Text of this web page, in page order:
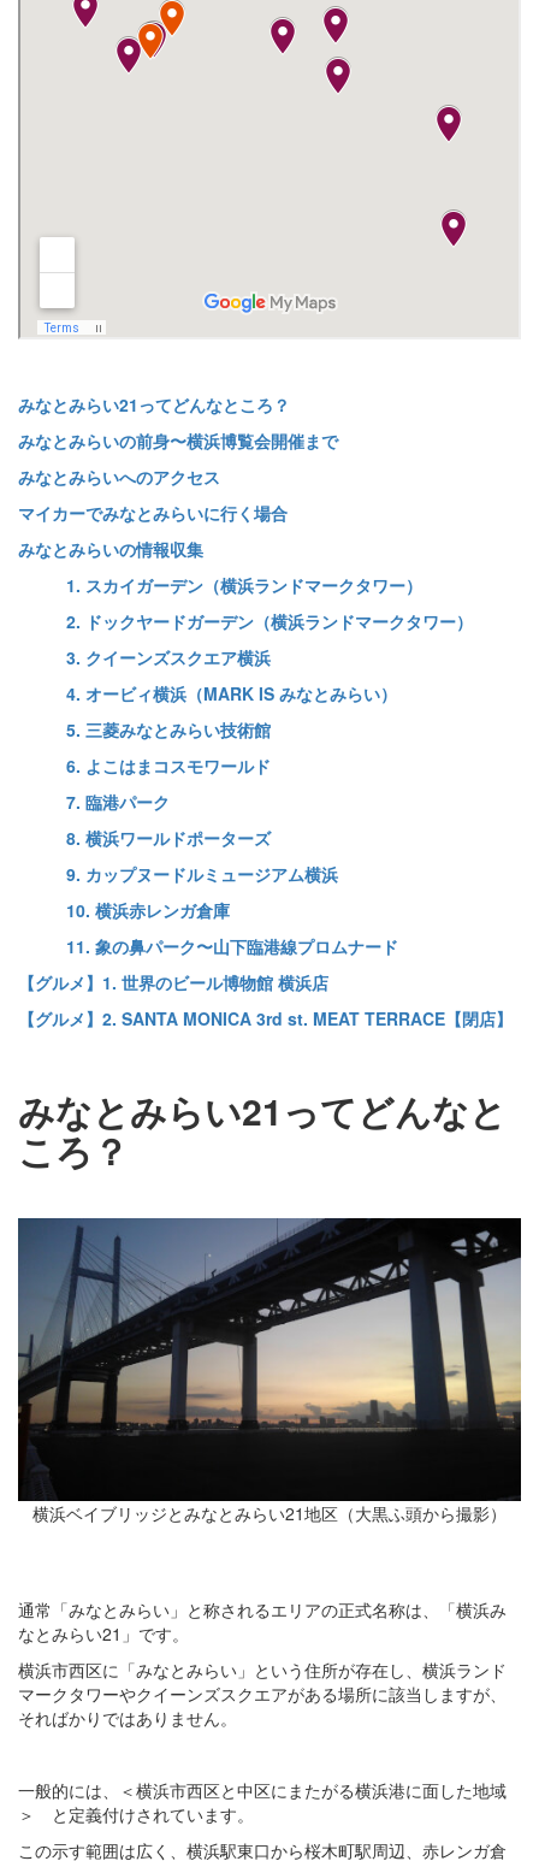
みなとみらい21ってどんなところ？
みなとみらいの前身〜横浜博覧会開催まで
みなとみらいへのアクセス
マイカーでみなとみらいに行く場合
みなとみらいの情報収集
1. スカイガーデン（横浜ランドマークタワー）
2. ドックヤードガーデン（横浜ランドマークタワー）
3. クイーンズスクエア横浜
4. オービィ横浜（MARK IS みなとみらい）
5. 三菱みなとみらい技術館
6. よこはまコスモワールド
7. 臨港パーク
8. 横浜ワールドポーターズ
9. カップヌードルミュージアム横浜
10. 横浜赤レンガ倉庫
11. 象の鼻パーク〜山下臨港線プロムナード
【グルメ】1. 世界のビール博物館 横浜店
【グルメ】2. SANTA MONICA 3rd st. MEAT TERRACE【閉店】
みなとみらい21ってどんなと
ころ？
横浜ベイブリッジとみなとみらい21地区（大黒ふ頭から撮影）
通常「みなとみらい」と称されるエリアの正式名称は、「横浜み
なとみらい21」です。
横浜市西区に「みなとみらい」という住所が存在し、横浜ランド
マークタワーやクイーンズスクエアがある場所に該当しますが、
そればかりではありません。
一般的には、＜横浜市西区と中区にまたがる横浜港に面した地域
＞ と定義付けされています。
この示す範囲は広く、横浜駅東口から桜木町駅周辺、赤レンガ倉